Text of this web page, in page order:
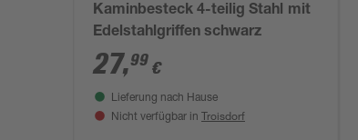
Kaminbesteck 4-teilig Stahl mit
Edelstahlgriffen schwarz
27,99 €
Lieferung nach Hause
Nicht verfügbar in Troisdorf